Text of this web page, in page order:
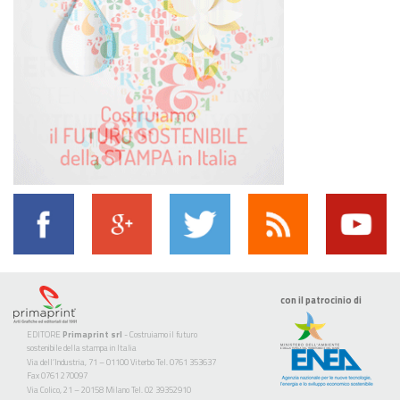
EDITORE Primaprint srl - Costruiamo il futuro
sostenibile della stampa in Italia
Via dell’Industria, 71 – 01100 Viterbo Tel. 0761 353637
Fax 0761 270097
Via Colico, 21 – 20158 Milano Tel. 02 39352910
con il patrocinio di